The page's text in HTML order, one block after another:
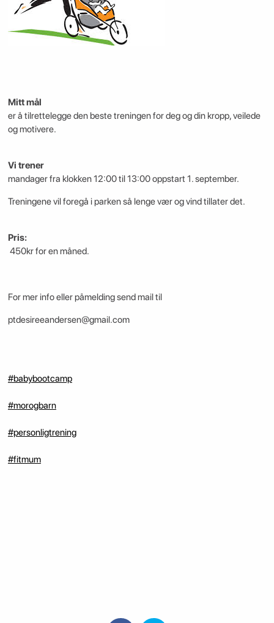
Mitt mål
er å tilrettelegge den beste treningen for deg og din kropp, veilede
og motivere.
Vi trener
mandager fra klokken 12:00 til 13:00 oppstart 1. september.
Treningene vil foregå i parken så lenge vær og vind tillater det.
Pris:
450kr for en måned.
For mer info eller påmelding send mail til
ptdesireeandersen@gmail.com
#babybootcamp
#morogbarn
#personligtrening
#fitmum